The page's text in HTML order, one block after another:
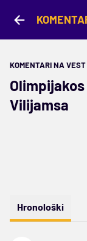
KOMENTARI NA VEST
Vilijamsa
Hronološki